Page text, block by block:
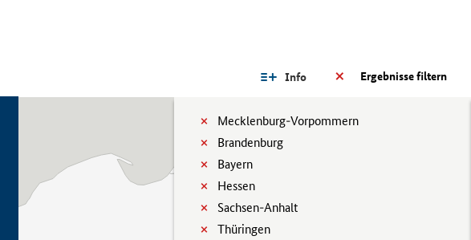
Ergebnisse filtern
Info
Mecklenburg-Vorpommern
Brandenburg
Bayern
Hessen
Sachsen-Anhalt
Thüringen